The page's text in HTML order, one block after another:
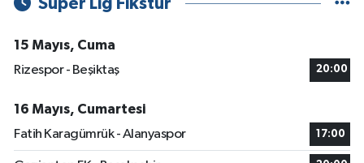
Süper Lig Fikstür
15 Mayıs, Cuma
Rizespor - Beşiktaş
20:00
16 Mayıs, Cumartesi
Fatih Karagümrük - Alanyaspor
17:00